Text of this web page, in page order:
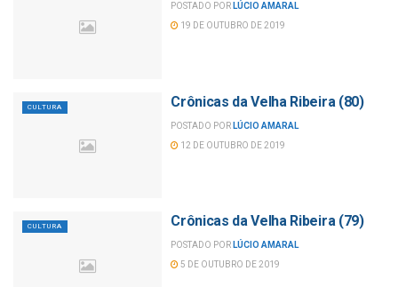
POSTADO POR LÚCIO AMARAL
19 DE OUTUBRO DE 2019
CULTURA Crônicas da Velha Ribeira (80)
POSTADO POR LÚCIO AMARAL
12 DE OUTUBRO DE 2019
CULTURA Crônicas da Velha Ribeira (79)
POSTADO POR LÚCIO AMARAL
5 DE OUTUBRO DE 2019